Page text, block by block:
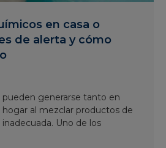
en casa o
de alerta y cómo
pueden generarse tanto en
al mezclar productos de
Uno de los